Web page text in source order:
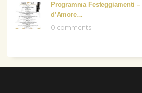
Programma Festeggiamenti
d’Amore…
0 comments